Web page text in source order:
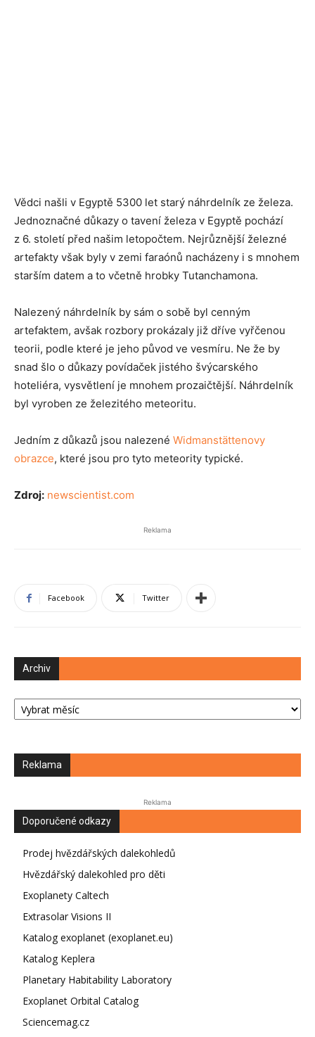
Vědci našli v Egyptě 5300 let starý náhrdelník ze železa.
Jednoznačné důkazy o tavení železa v Egyptě pochází
z 6. století před našim letopočtem. Nejrůznější železné
artefakty však byly v zemi faraónů nacházeny i s mnohem
starším datem a to včetně hrobky Tutanchamona.
Nalezený náhrdelník by sám o sobě byl cenným
artefaktem, avšak rozbory prokázaly již dříve vyřčenou
teorii, podle které je jeho původ ve vesmíru. Ne že by
snad šlo o důkazy povídaček jistého švýcarského
hoteliéra, vysvětlení je mnohem prozaičtější. Náhrdelník
byl vyroben ze železitého meteoritu.
Jedním z důkazů jsou nalezené Widmanstättenovy
obrazce, které jsou pro tyto meteority typické.
Zdroj: newscientist.com
Reklama
Facebook Twitter
Archiv
Archiv
Reklama
Reklama
Doporučené odkazy
Prodej hvězdářských dalekohledů
Hvězdářský dalekohled pro děti
Exoplanety Caltech
Extrasolar Visions II
Katalog exoplanet (exoplanet.eu)
Katalog Keplera
Planetary Habitability Laboratory
Exoplanet Orbital Catalog
Sciencemag.cz